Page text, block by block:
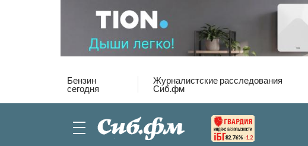
Бензин
сегодня
Журналистские расследования
Сиб.фм
82.76% -1.2